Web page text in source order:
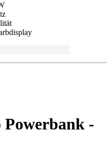
Powerbank -